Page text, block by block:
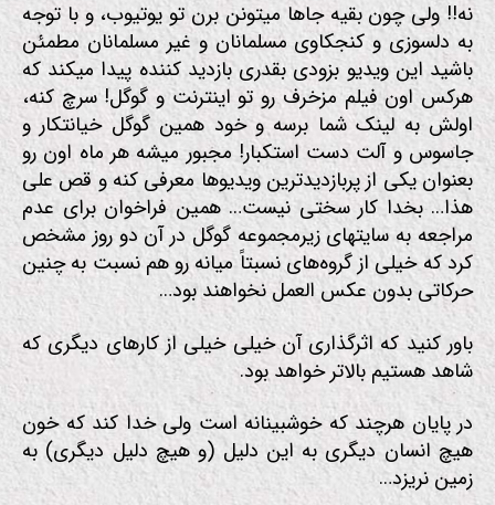
نه!! ولی چون بقیه جاها میتونن برن تو یوتیوب، و با توجه
به دلسوزی و کنجکاوی مسلمانان و غیر مسلمانان مطمئن
باشید این ویدیو بزودی بقدری بازدید کننده پیدا میکند که
هرکس اون فیلم مزخرف رو تو اینترنت و گوگل! سرچ کنه،
اولش به لینک شما برسه و خود همین گوگل خیانتکار و
جاسوس و آلت دست استکبار! مجبور میشه هر ماه اون رو
بعنوان یکی از پربازدیدترین ویدیوها معرفی کنه و قص علی
هذا… بخدا کار سختی نیست… همین فراخوان برای عدم
مراجعه به سایتهای زیرمجموعه گوگل در آن دو روز مشخص
کرد که خیلی‌ از گروه‌های نسبتاً میانه رو هم نسبت به چنین
حرکاتی بدون عکس العمل نخواهند بود…
باور کنید که اثرگذاری آن خیلی خیلی از کارهای دیگری که
شاهد هستیم بالاتر خواهد بود.
در پایان هرچند که خوشبینانه است ولی خدا کند که خون
هیچ انسان دیگری به این دلیل (و هیچ دلیل دیگری) به
زمین نریزد…